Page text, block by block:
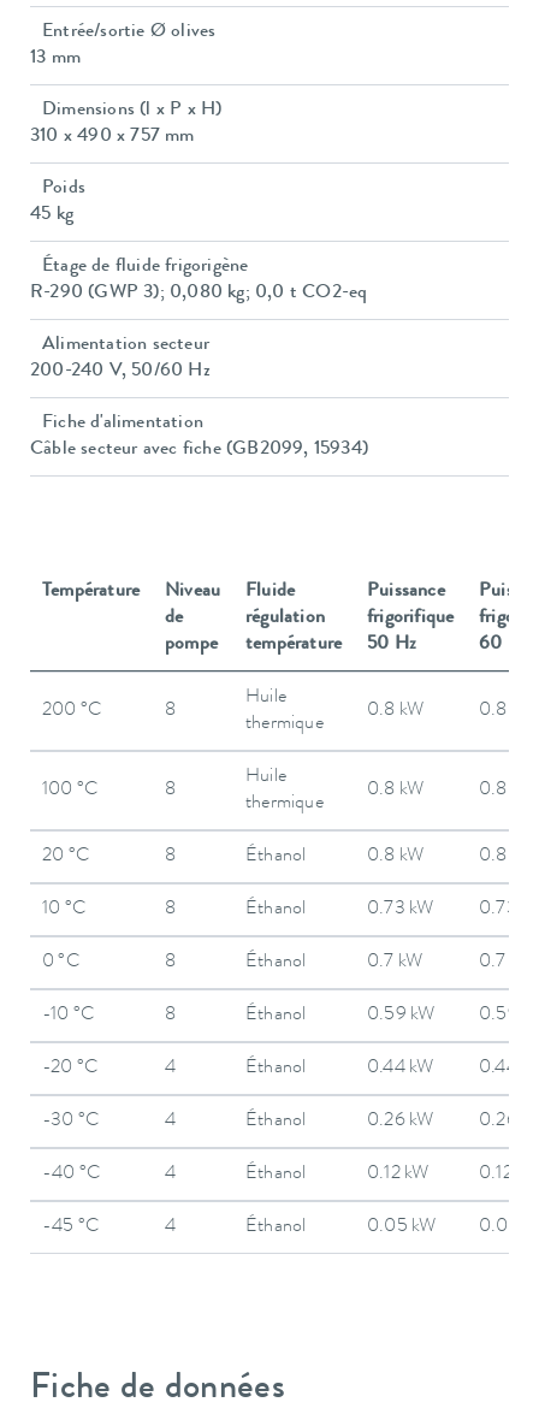
Entrée/sortie Ø olives
13 mm
Dimensions (l x P x H)
310 x 490 x 757 mm
Poids
45 kg
Étage de fluide frigorigène
R-290 (GWP 3); 0,080 kg; 0,0 t CO2-eq
Alimentation secteur
200-240 V, 50/60 Hz
Fiche d'alimentation
Câble secteur avec fiche (GB2099, 15934)
Température
Niveau
de
pompe
Fluide
régulation
température
Puissance
frigorifique
50 Hz
60 Hz
200 °C 8
Huile
thermique
0.8 kW 0.8 kW
100 °C 8
Huile
thermique
0.8 kW 0.8 kW
20 °C 8 Éthanol 0.8 kW 0.8 kW
10 °C 8 Éthanol 0.73 kW 0.73
0 °C 8 Éthanol 0.7 kW 0.7 kW
-10 °C 8 Éthanol 0.59 kW 0.59
-20 °C 4 Éthanol 0.44 kW 0.44
-30 °C 4 Éthanol 0.26 kW 0.26
-40 °C 4 Éthanol 0.12 kW 0.12
-45 °C 4 Éthanol 0.05 kW 0.05
Fiche de données